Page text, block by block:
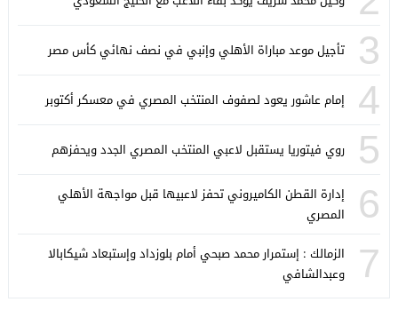
3 تأجيل موعد مباراة الأهلي وإنبي في نصف نهائي كأس مصر
4 إمام عاشور يعود لصفوف المنتخب المصري في معسكر أكتوبر
5 روي فيتوريا يستقبل لاعبي المنتخب المصري الجدد ويحفزهم
6
إدارة القطن الكاميروني تحفز لاعبيها قبل مواجهة الأهلي
المصري
7
الزمالك : إستمرار محمد صبحي أمام بلوزداد وإستبعاد شيكابالا
وعبدالشافي